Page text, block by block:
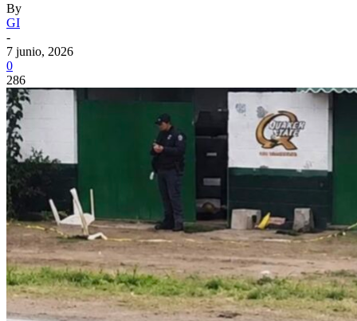
By
GI
-
7 junio, 2026
0
286